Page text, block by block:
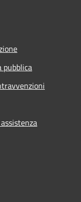
pubblica